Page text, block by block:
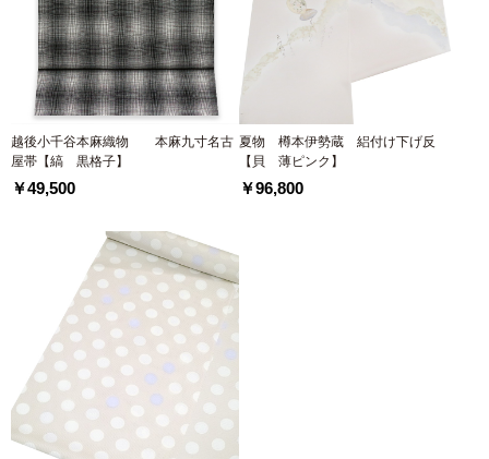
越後小千谷本麻織物 本麻九寸名古
屋帯【縞 黒格子】
￥49,500
夏物 樽本伊勢蔵 絽付け下げ反
【貝 薄ピンク】
￥96,800